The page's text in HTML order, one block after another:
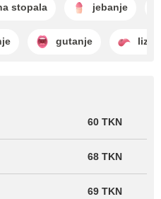
stopala jebanje
gutanje
60 TKN
68 TKN
69 TKN